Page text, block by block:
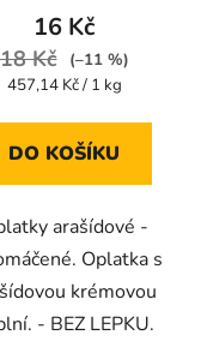
produktu
je
5,0
5
16 Kč
18 Kč
(–11 %)
Měrná
457,14 Kč / 1 kg
DO KOŠÍKU
arašídové -
Oplatka s
krémovou
- BEZ LEPKU.